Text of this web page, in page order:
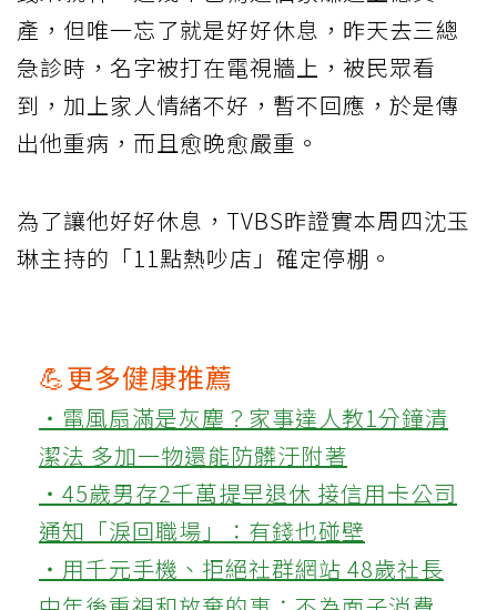
產，但唯一忘了就是好好休息，昨天去三總
急診時，名字被打在電視牆上，被民眾看
到，加上家人情緒不好，暫不回應，於是傳
出他重病，而且愈晚愈嚴重。
為了讓他好好休息，TVBS昨證實本周四沈玉
琳主持的「11點熱吵店」確定停棚。
💪更多健康推薦
‧電風扇滿是灰塵？家事達人教1分鐘清
潔法 多加一物還能防髒汙附著
‧45歲男存2千萬提早退休 接信用卡公司
通知「淚回職場」：有錢也碰壁
‧用千元手機、拒絕社群網站 48歲社長